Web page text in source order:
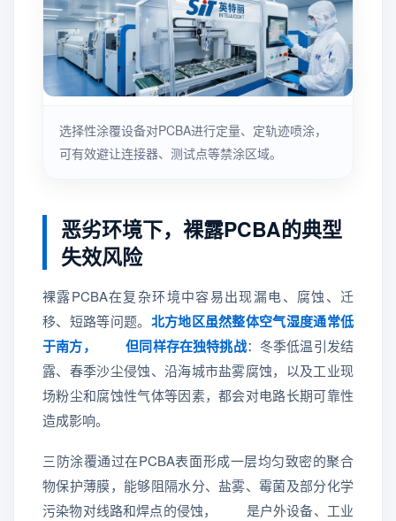
选择性涂覆设备对PCBA进行定量、定轨迹喷涂，
可有效避让连接器、测试点等禁涂区域。
恶劣环境下，裸露PCBA的典型
失效风险
裸露PCBA在复杂环境中容易出现漏电、腐蚀、迁
移、短路等问题。 北方地区虽然整体空气湿度通常低
于南方， 但同样存在独特挑战：冬季低温引发结
露、春季沙尘侵蚀、沿海城市盐雾腐蚀，以及工业现
场粉尘和腐蚀性气体等因素，都会对电路长期可靠性
造成影响。
三防涂覆通过在PCBA表面形成一层均匀致密的聚合
物保护薄膜，能够阻隔水分、盐雾、霉菌及部分化学
污染物对线路和焊点的侵蚀， 是户外设备、工业